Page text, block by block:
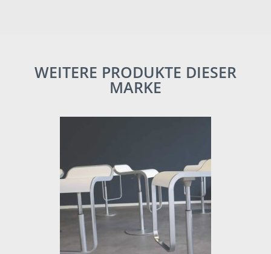
WEITERE PRODUKTE DIESER
MARKE